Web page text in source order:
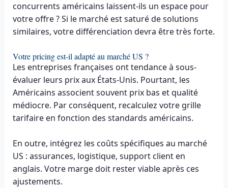
concurrents américains laissent-ils un espace pour
votre offre ? Si le marché est saturé de solutions
similaires, votre différenciation devra être très forte.
Votre pricing est-il adapté au marché US ?
Les entreprises françaises ont tendance à sous-
évaluer leurs prix aux États-Unis. Pourtant, les
Américains associent souvent prix bas et qualité
médiocre. Par conséquent, recalculez votre grille
tarifaire en fonction des standards américains.
En outre, intégrez les coûts spécifiques au marché
US : assurances, logistique, support client en
anglais. Votre marge doit rester viable après ces
ajustements.